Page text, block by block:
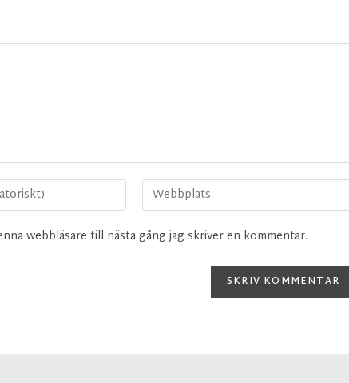
webbläsare till nästa gång jag skriver en kommentar.